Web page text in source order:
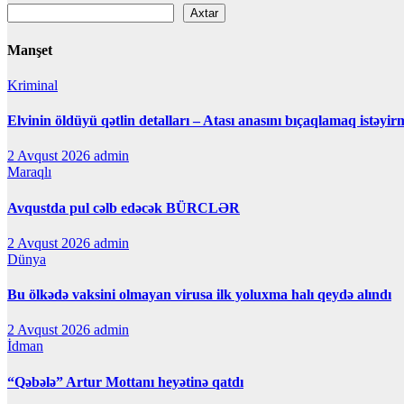
Axtar
Manşet
Kriminal
Elvinin öldüyü qətlin detalları – Atası anasını bıçaqlamaq
2 Avqust 2026 admin
Maraqlı
Avqustda pul cəlb edəcək BÜRCLƏR
2 Avqust 2026 admin
Dünya
Bu ölkədə vaksini olmayan virusa ilk yoluxma halı qeydə alındı
2 Avqust 2026 admin
İdman
“Qəbələ” Artur Mottanı heyətinə qatdı